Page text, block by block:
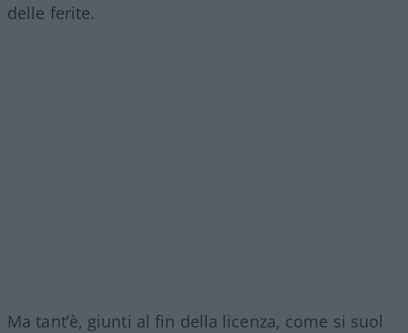
delle ferite.
Ma tant’è, giunti al fin della licenza, come si suol